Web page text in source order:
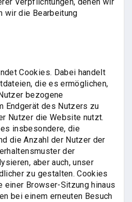
wir die Bearbeitung
Cookies. Dabei handelt
die es ermöglichen,
bezogene
Endgerät des Nutzers zu
Nutzer die Website nutzt.
insbesondere, die
die Anzahl der Nutzer der
der
aber auch, unser
zu gestalten. Cookies
einer Browser-Sitzung hinaus
bei einem erneuten Besuch